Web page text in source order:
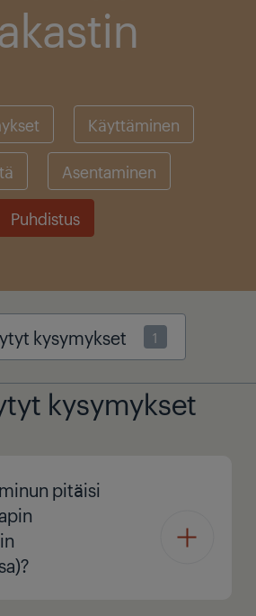
Käyttäminen
Asentaminen
Puhdistus
kysymykset 1
kysymykset
pitäisi